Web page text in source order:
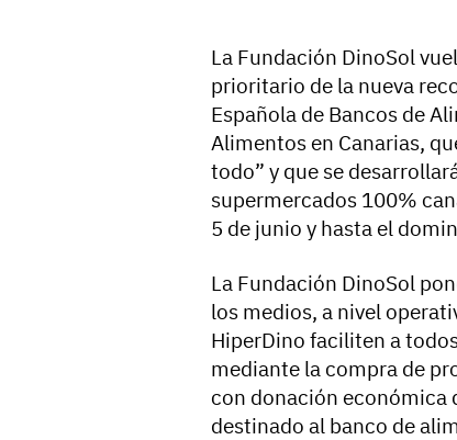
La Fundación DinoSol
prioritario de la nueva
Española de Bancos de
Alimentos en Canarias,
todo” y que se
supermercados 100%
5 de junio y hasta el
La Fundación DinoSol
los medios, a nivel
HiperDino faciliten a
mediante la compra de
con donación económica
destinado al banco de